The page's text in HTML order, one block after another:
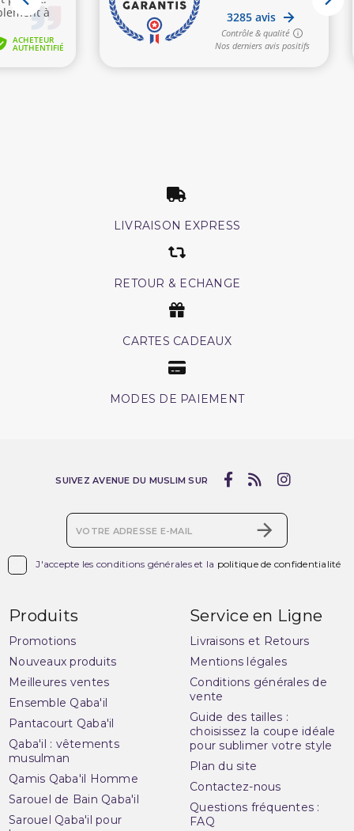
LIVRAISON EXPRESS
RETOUR & ECHANGE
CARTES CADEAUX
MODES DE PAIEMENT
J'accepte les conditions générales et la politique de confidentialité
SUIVEZ AVENUE DU MUSLIM SUR
Produits
Promotions
Nouveaux produits
Meilleures ventes
Ensemble Qaba'il
Pantacourt Qaba'il
Qaba'il : vêtements
musulman
Qamis Qaba'il Homme
Sarouel de Bain Qaba'il
Sarouel Qaba'il pour
Service en Ligne
Livraisons et Retours
Mentions légales
Conditions générales de
vente
Guide des tailles :
choisissez la coupe idéale
pour sublimer votre style
Plan du site
Contactez-nous
Questions fréquentes :
FAQ